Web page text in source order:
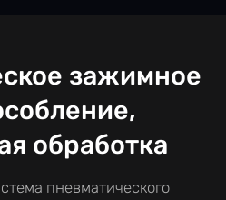
зажимное
обработка
пневматического